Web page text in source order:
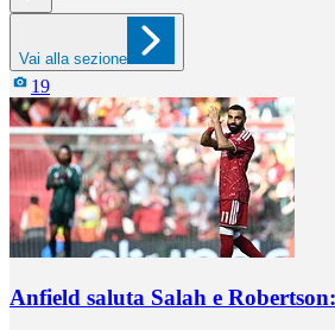
Vai alla sezione
19
Anfield saluta Salah e